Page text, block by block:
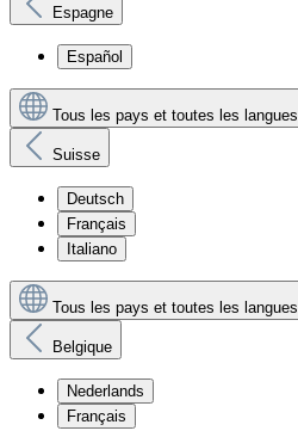
Espagne
Español
Tous les pays et toutes les langues
Suisse
Deutsch
Français
Italiano
Tous les pays et toutes les langues
Belgique
Nederlands
Français